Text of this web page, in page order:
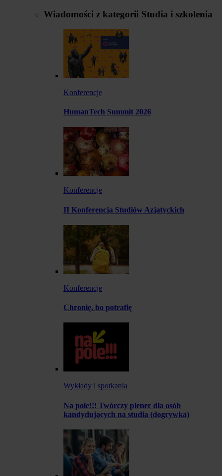
Wiadomości z kategorii Studia i szkolenia
Konferencje
HumanTech Summit 2026
Konferencje
II Konferencja Studiów Azjatyckich
Konferencje
Chronię, bo potrafię
Wykłady i spotkania
Na pole!!! Twórczy plener dla osób
kandydujących na studia (dogrywka)